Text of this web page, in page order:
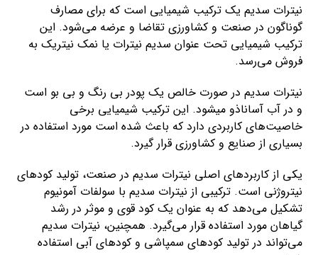
نیترات سدیم یک ترکیب شیمیایی است که برای مصارف
گوناگون در صنعت و کشاورزی تقاضا و عرضه می‌شود. این
ترکیب شیمیایی تحت عنوان سدیم نیترات یا نمک نیتریک به
فروش می‌رسد.
نیترات سدیم در صورت خالص یک پودر بی رنگ و بی بو است
و در آب آساناذو میشود. این ترکیب شیمیایی برخی
خاصیت‌های کاربردی دارد که باعث شده است مورد استفاده در
بسیاری از صنایع و کشاورزی قرار گیرد.
یکی از کاربردهای اصلی نیترات سدیم در صنعت، تولید کودهای
نیتروژنی است. ترکیبی از نیترات سدیم با سولفات آمونیوم
تشکیل می‌دهد که به عنوان یک کود قوی و موثر در رشد
گیاهان مورد استفاده قرار می‌گیرد. همچنین، نیترات سدیم
می‌تواند در تولید کودهای سمپاشی و کودهای آبی استفاده